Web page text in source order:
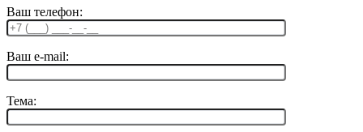
Ваш телефон:
Ваш e-mail:
Тема: